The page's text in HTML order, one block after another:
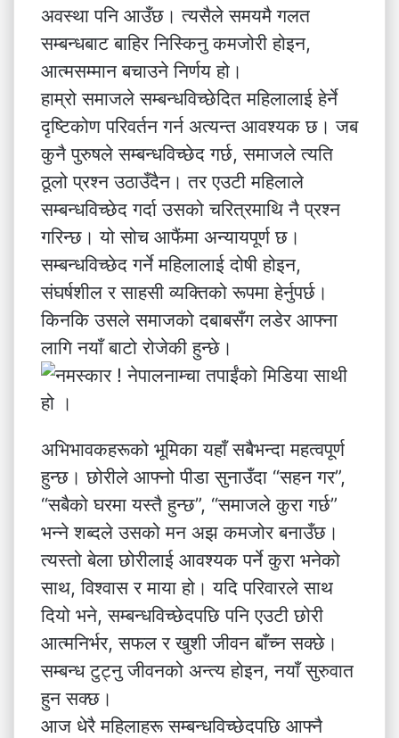
अवस्था पनि आउँछ। त्यसैले समयमै गलत
सम्बन्धबाट बाहिर निस्किनु कमजोरी होइन,
आत्मसम्मान बचाउने निर्णय हो।
हाम्रो समाजले सम्बन्धविच्छेदित महिलालाई हेर्ने
दृष्टिकोण परिवर्तन गर्न अत्यन्त आवश्यक छ। जब
कुनै पुरुषले सम्बन्धविच्छेद गर्छ, समाजले त्यति
ठूलो प्रश्न उठाउँदैन। तर एउटी महिलाले
सम्बन्धविच्छेद गर्दा उसको चरित्रमाथि नै प्रश्न
गरिन्छ। यो सोच आफैंमा अन्यायपूर्ण छ।
सम्बन्धविच्छेद गर्ने महिलालाई दोषी होइन,
संघर्षशील र साहसी व्यक्तिको रूपमा हेर्नुपर्छ।
किनकि उसले समाजको दबाबसँग लडेर आफ्ना
लागि नयाँ बाटो रोजेकी हुन्छे।
अभिभावकहरूको भूमिका यहाँ सबैभन्दा महत्वपूर्ण
हुन्छ। छोरीले आफ्नो पीडा सुनाउँदा “सहन गर”,
“सबैको घरमा यस्तै हुन्छ”, “समाजले कुरा गर्छ”
भन्ने शब्दले उसको मन अझ कमजोर बनाउँछ।
त्यस्तो बेला छोरीलाई आवश्यक पर्ने कुरा भनेको
साथ, विश्वास र माया हो। यदि परिवारले साथ
दियो भने, सम्बन्धविच्छेदपछि पनि एउटी छोरी
आत्मनिर्भर, सफल र खुशी जीवन बाँच्न सक्छे।
सम्बन्ध टुट्नु जीवनको अन्त्य होइन, नयाँ सुरुवात
हुन सक्छ।
आज धेरै महिलाहरू सम्बन्धविच्छेदपछि आफ्नै